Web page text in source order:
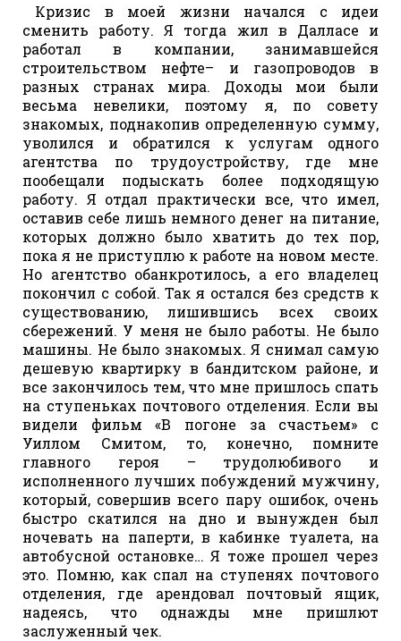
Кризис в моей жизни начался с идеи
сменить работу. Я тогда жил в Далласе и
работал в компании, занимавшейся
строительством нефте– и газопроводов в
разных странах мира. Доходы мои были
весьма невелики, поэтому я, по совету
знакомых, поднакопив определенную сумму,
уволился и обратился к услугам одного
агентства по трудоустройству, где мне
пообещали подыскать более подходящую
работу. Я отдал практически все, что имел,
оставив себе лишь немного денег на питание,
которых должно было хватить до тех пор,
пока я не приступлю к работе на новом месте.
Но агентство обанкротилось, а его владелец
покончил с собой. Так я остался без средств к
существованию, лишившись всех своих
сбережений. У меня не было работы. Не было
машины. Не было знакомых. Я снимал самую
дешевую квартирку в бандитском районе, и
все закончилось тем, что мне пришлось спать
на ступеньках почтового отделения. Если вы
видели фильм «В погоне за счастьем» с
Уиллом Смитом, то, конечно, помните
главного героя – трудолюбивого и
исполненного лучших побуждений мужчину,
который, совершив всего пару ошибок, очень
быстро скатился на дно и вынужден был
ночевать на паперти, в кабинке туалета, на
автобусной остановке… Я тоже прошел через
это. Помню, как спал на ступенях почтового
отделения, где арендовал почтовый ящик,
надеясь, что однажды мне пришлют
заслуженный чек.